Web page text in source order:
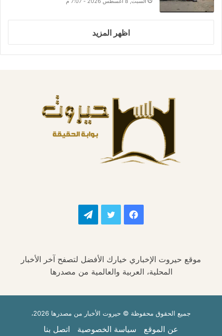
اظهر المزيد
فيسبوك تويتر تيلقرام
موقع حيروت الإخباري خيارك الأفضل لتصفح آخر الأخبار
المحلية، العربية والعالمية من مصدرها
جميع الحقوق محفوظة © حيروت الأخبار من مصدرها 2026،
عن الموقع سياسة الخصوصية اتصل بنا